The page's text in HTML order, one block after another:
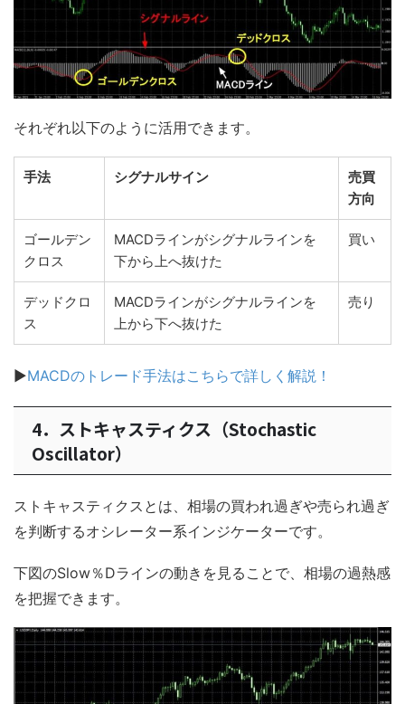
それぞれ以下のように活用できます。
手法 シグナルサイン
売買
方向
ゴールデン
クロス
MACDラインがシグナルラインを
下から上へ抜けた
買い
デッドクロ
ス
MACDラインがシグナルラインを
上から下へ抜けた
売り
▶MACDのトレード手法はこちらで詳しく解説！
4．ストキャスティクス（Stochastic
Oscillator）
ストキャスティクスとは、相場の買われ過ぎや売られ過ぎ
を判断するオシレーター系インジケーターです。
下図のSlow％Dラインの動きを見ることで、相場の過熱感
を把握できます。